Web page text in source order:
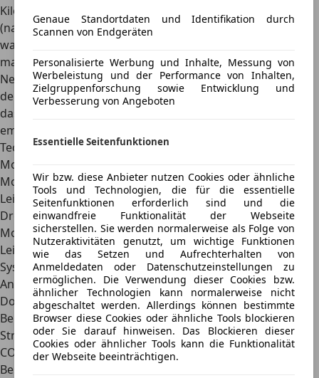
Genaue Standortdaten und Identifikation durch
Scannen von Endgeräten
Personalisierte Werbung und Inhalte, Messung von
Werbeleistung und der Performance von Inhalten,
Zielgruppenforschung sowie Entwicklung und
Verbesserung von Angeboten
Essentielle Seitenfunktionen
Wir bzw. diese Anbieter nutzen Cookies oder ähnliche
Tools und Technologien, die für die essentielle
Seitenfunktionen erforderlich sind und die
einwandfreie Funktionalität der Webseite
sicherstellen. Sie werden normalerweise als Folge von
Nutzeraktivitäten genutzt, um wichtige Funktionen
wie das Setzen und Aufrechterhalten von
Anmeldedaten oder Datenschutzeinstellungen zu
ermöglichen. Die Verwendung dieser Cookies bzw.
ähnlicher Technologien kann normalerweise nicht
abgeschaltet werden. Allerdings können bestimmte
Browser diese Cookies oder ähnliche Tools blockieren
oder Sie darauf hinweisen. Das Blockieren dieser
Cookies oder ähnlicher Tools kann die Funktionalität
der Webseite beeinträchtigen.
Kilometer und der vergleichsweise günstige Basispreis
(nach Abzug der Innovationsprämie) machen ihn zum
wahren Alltagshelden. Als Dienstwagenberechtigter freut
man sich überdies, nur 0,50 Prozent des
Neuwagenbruttolistenpreises versteuern zu müssen. Auf
der echten Soll-Seite bleibt es hingegen nicht aus, den für
das Fahrzeuggewicht insgesamt zu schwachen und
emotionslosen Antrieb zu kritisieren.
Technische Daten*
Modell:
Motor 1:Vierzylinder-Reihe, 1.580 ccm
Leistung:105 PS (77 kW) bei 5.700 U/min
Drehmoment:147 Nm bei 4.000 U/min
Motor 2:Permanentmagnet-Synchronmotor
Leistung:60 PS (44 kW) zw. 1.798-2.500 U/min
Systemleistung:141 PS (104 kW) bei 5.700 U/min
Antrieb:Vorderradantrieb, 6-Gang-
Doppelkupplungsgetriebe
Benzinverbrauch kombiniert:1,1-1,3 l/100 km²
Stromverbrauch kombiniert:9,3-11,2 kWh/100 km²
CO2-Emissionen kombiniert:28-33,6 g/km²
Beschleunigung (0 – 100 km/h):